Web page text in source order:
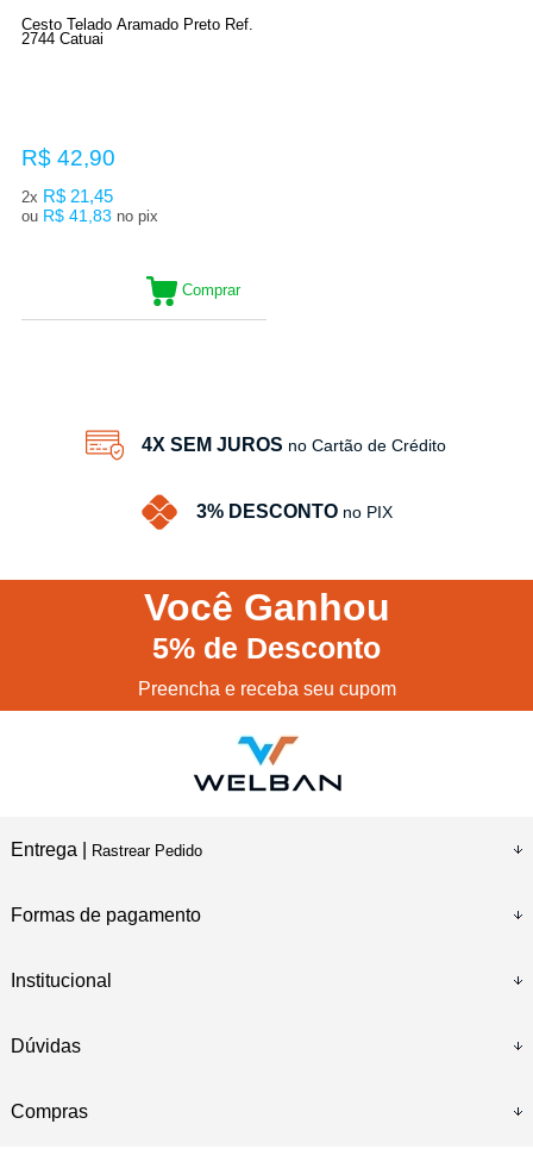
Cesto Telado Aramado Preto Ref.
2744 Catuai
R$ 42,90
2x R$ 21,45
ou R$ 41,83 no pix
Comprar
4X SEM JUROS no Cartão de Crédito
3% DESCONTO no PIX
Você Ganhou
5% de Desconto
Preencha e receba seu cupom
Entrega | Rastrear Pedido
Formas de pagamento
Institucional
Dúvidas
Compras